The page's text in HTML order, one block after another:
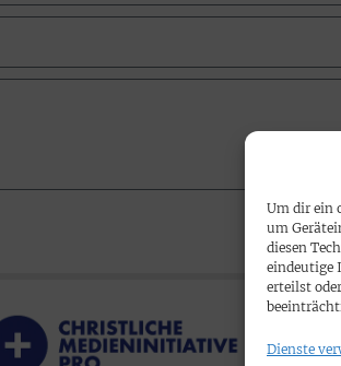
Um dir ein
um
diesen
eindeutige
erteilst
Dienste